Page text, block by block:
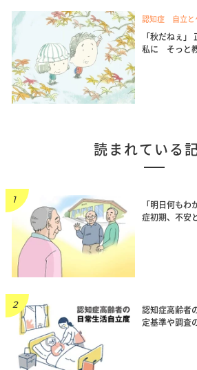
認知症 自立と
「秋だねぇ
私に そっと
読まれている
「明日何も
症初期、不安
認知症高齢者
定基準や調査